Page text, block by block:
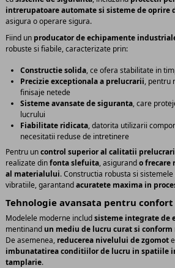
intrerupatoare automate si sisteme de oprire
asigura o operare sigura.
Fiind un producator de echipamente
robuste si fiabile, caracterizate prin:
Constructie solida, ce ofera stabilitate in
Precizie exceptionala a prelucrarii, pentru
finisaje netede
Sisteme avansate de siguranta, care
lucrului
Fiabilitate ridicata, datorita utilizarii
necesitatii reduse de intretinere
Pentru uncontrol superior al calitatii
realizate dinfonta slefuita, asigurando frecare
al materialului. Constructia robusta si
vibratiile, garantandacuratete maxima in
Tehnologie avansata pentru
Modelele moderne includsisteme integrate de
mentinand un mediu de lucru curat si
De asemenea, reducerea nivelului de zgomot
imbunatatirea conditiilor de lucru in spatiile
tamplarie.